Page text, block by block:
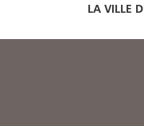
LA VILLE